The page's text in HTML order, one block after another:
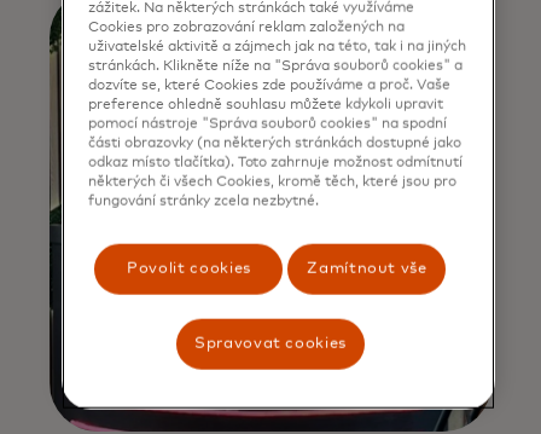
zážitek. Na některých stránkách také využíváme
Cookies pro zobrazování reklam založených na
uživatelské aktivitě a zájmech jak na této, tak i na jiných
stránkách. Klikněte níže na "Správa souborů cookies" a
dozvíte se, které Cookies zde používáme a proč. Vaše
preference ohledně souhlasu můžete kdykoli upravit
pomocí nástroje "Správa souborů cookies" na spodní
části obrazovky (na některých stránkách dostupné jako
odkaz místo tlačítka). Toto zahrnuje možnost odmítnutí
některých či všech Cookies, kromě těch, které jsou pro
fungování stránky zcela nezbytné.
Povolit cookies Zamítnout vše
Spravovat cookies